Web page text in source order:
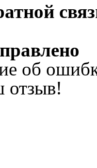
об
отзыв!